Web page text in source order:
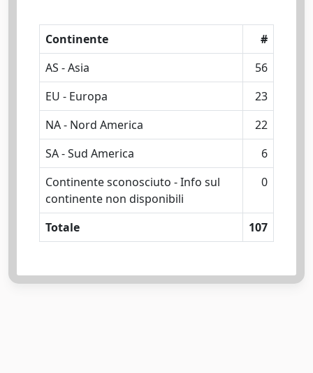
Continente
#
AS - Asia
56
EU - Europa
23
NA - Nord America
22
SA - Sud America
6
Continente sconosciuto - Info sul
continente non disponibili
0
Totale 107